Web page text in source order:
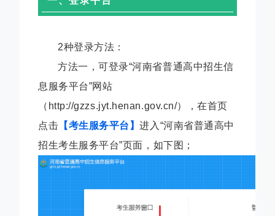
2种登录方法：
方法一，可登录“河南省普通高中招生信
息服务平台”网站
（http://gzzs.jyt.henan.gov.cn/），在首页
点击 【考生服务平台】进入“河南省普通高中
招生考生服务平台”页面，如下图；